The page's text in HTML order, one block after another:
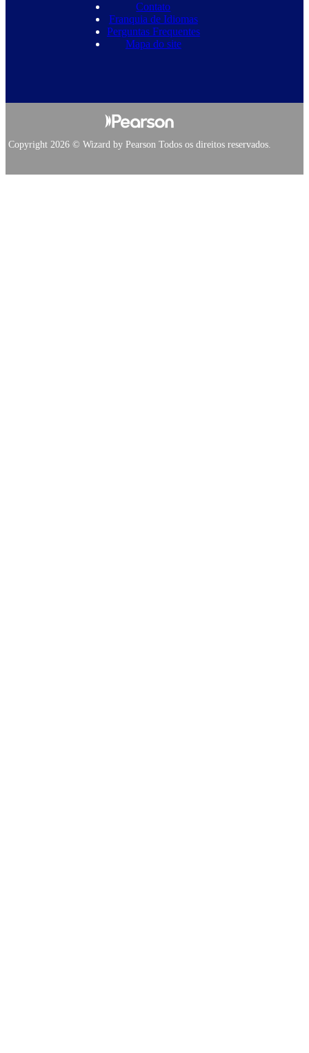
Contato
Franquia de Idiomas
Perguntas Frequentes
Mapa do site
Copyright 2026 © Wizard by Pearson Todos os direitos reservados.